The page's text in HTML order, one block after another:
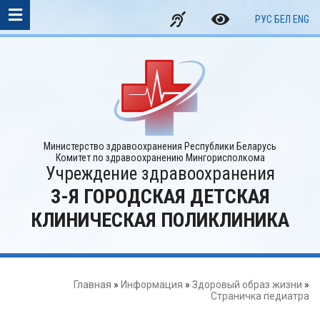
РУС БЕЛ ENG
Министерство здравоохранения Республики Беларусь
Комитет по здравоохранению Мингорисполкома
Учреждение здравоохранения
3-Я ГОРОДСКАЯ ДЕТСКАЯ
КЛИНИЧЕСКАЯ ПОЛИКЛИНИКА
Главная » Информация » Здоровый образ жизни »
Страничка педиатра